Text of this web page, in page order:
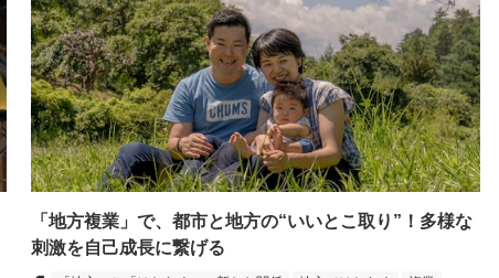
「地方複業」で、都市と地方の“いいとこ取り”！多様な
刺激を自己成長に繋げる